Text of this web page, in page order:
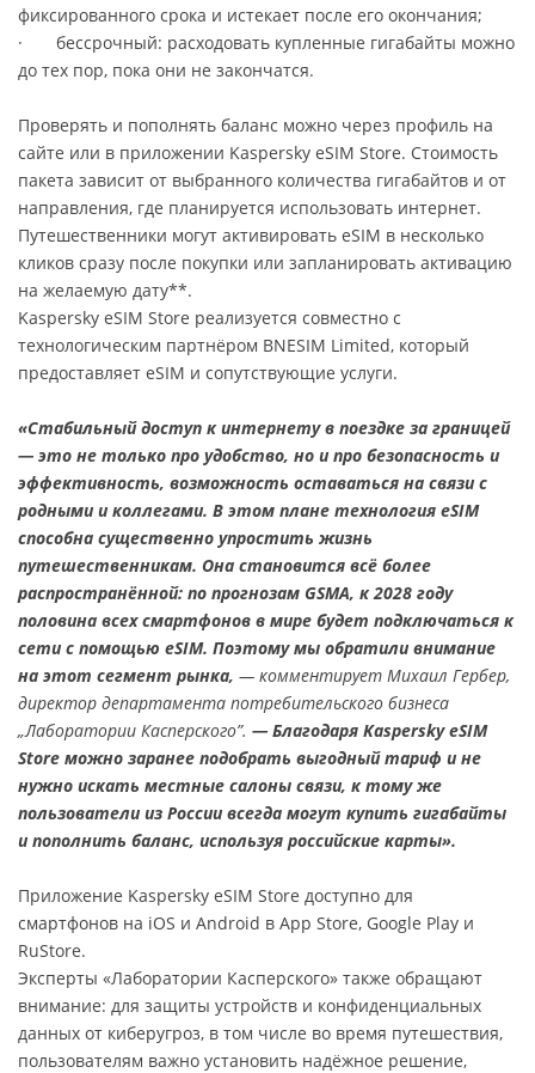
фиксированного срока и истекает после его окончания;
· бессрочный: расходовать купленные гигабайты можно
до тех пор, пока они не закончатся.
Проверять и пополнять баланс можно через профиль на
сайте или в приложении Kaspersky eSIM Store. Стоимость
пакета зависит от выбранного количества гигабайтов и от
направления, где планируется использовать интернет.
Путешественники могут активировать eSIM в несколько
кликов сразу после покупки или запланировать активацию
на желаемую дату**.
Kaspersky eSIM Store реализуется совместно с
технологическим партнёром BNESIM Limited, который
предоставляет eSIM и сопутствующие услуги.
«Стабильный доступ к интернету в поездке за границей
— это не только про удобство, но и про безопасность и
эффективность, возможность оставаться на связи с
родными и коллегами. В этом плане технология eSIM
способна существенно упростить жизнь
путешественникам. Она становится всё более
распространённой: по прогнозам GSMA, к 2028 году
половина всех смартфонов в мире будет подключаться к
сети с помощью eSIM. Поэтому мы обратили внимание
на этот сегмент рынка, — комментирует Михаил Гербер,
директор департамента потребительского бизнеса
„Лаборатории Касперского”. — Благодаря Kaspersky eSIM
Store можно заранее подобрать выгодный тариф и не
нужно искать местные салоны связи, к тому же
пользователи из России всегда могут купить гигабайты
и пополнить баланс, используя российские карты».
Приложение Kaspersky eSIM Store доступно для
смартфонов на iOS и Android в App Store, Google Play и
RuStore.
Эксперты «Лаборатории Касперского» также обращают
внимание: для защиты устройств и конфиденциальных
данных от киберугроз, в том числе во время путешествия,
пользователям важно установить надёжное решение,